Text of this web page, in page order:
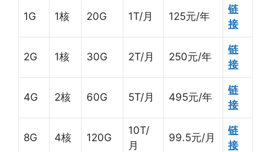
1G 1核 20G 1T/月 125元/年
链
接
2G 1核 30G 2T/月 250元/年
链
接
4G 2核 60G 5T/月 495元/年
链
接
8G 4核 120G
10T/
月
99.5元/月
链
接